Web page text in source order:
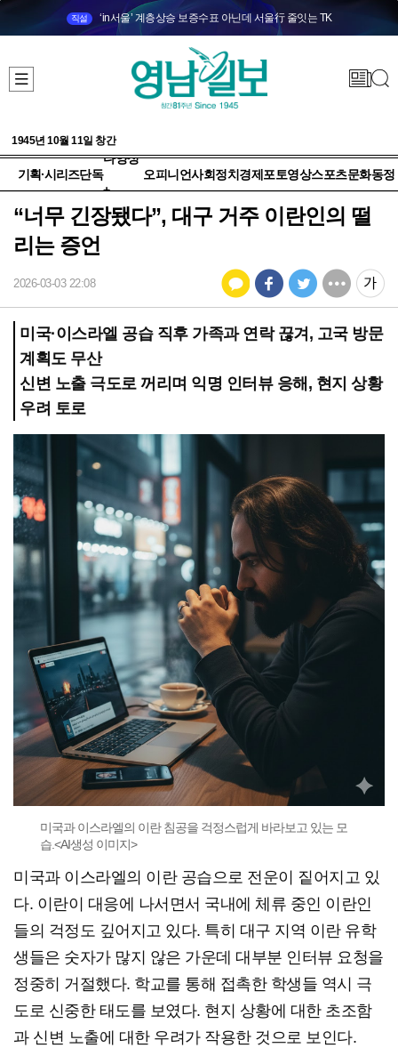
직설 ‘in서울’ 계층상승 보증수표 아닌데 서울行 줄잇는 TK
1945년 10월 11일 창간
기획·시리즈단독
다양성
+
오피니언사회정치 경제 포토영상스포츠문화동정
“너무 긴장됐다”, 대구 거주 이란인의 떨
리는 증언
2026-03-03 22:08
미국·이스라엘 공습 직후 가족과 연락 끊겨, 고국 방문
계획도 무산
신변 노출 극도로 꺼리며 익명 인터뷰 응해, 현지 상황
우려 토로
미국과 이스라엘의 이란 침공을 걱정스럽게 바라보고 있는 모
습.<AI생성 이미지>
미국과 이스라엘의 이란 공습으로 전운이 짙어지고 있
다. 이란이 대응에 나서면서 국내에 체류 중인 이란인
들의 걱정도 깊어지고 있다. 특히 대구 지역 이란 유학
생들은 숫자가 많지 않은 가운데 대부분 인터뷰 요청을
정중히 거절했다. 학교를 통해 접촉한 학생들 역시 극
도로 신중한 태도를 보였다. 현지 상황에 대한 초조함
과 신변 노출에 대한 우려가 작용한 것으로 보인다.